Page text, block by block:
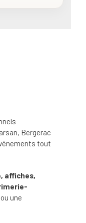
Bergerac
tout
affiches,
une